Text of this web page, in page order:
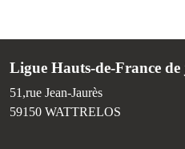
Ligue Hauts-de-France de
51,rue Jean-Jaurès
59150 WATTRELOS